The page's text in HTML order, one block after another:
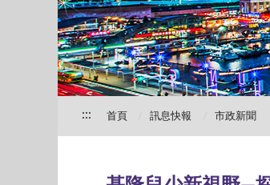
::: 首頁 訊息快報 市政新聞